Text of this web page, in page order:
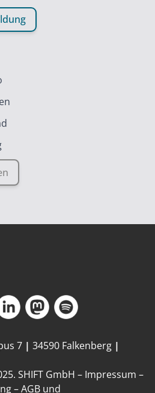
7 | 34590 Falkenberg |
. SHIFT GmbH – Impressum –
–AGB und